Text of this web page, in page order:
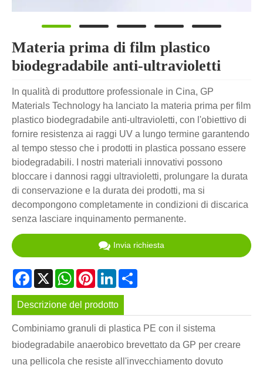
Materia prima di film plastico
biodegradabile anti-ultravioletti
In qualità di produttore professionale in Cina, GP
Materials Technology ha lanciato la materia prima per film
plastico biodegradabile anti-ultravioletti, con l'obiettivo di
fornire resistenza ai raggi UV a lungo termine garantendo
al tempo stesso che i prodotti in plastica possano essere
biodegradabili. I nostri materiali innovativi possono
bloccare i dannosi raggi ultravioletti, prolungare la durata
di conservazione e la durata dei prodotti, ma si
decompongono completamente in condizioni di discarica
senza lasciare inquinamento permanente.
Invia richiesta
Facebook
X WhatsApp
PinterestLinkedIn
Descrizione del prodotto
Combiniamo granuli di plastica PE con il sistema
biodegradabile anaerobico brevettato da GP per creare
una pellicola che resiste all'invecchiamento dovuto